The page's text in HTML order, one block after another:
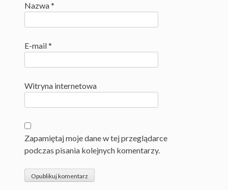
Nazwa*
E-mail*
Witryna internetowa
Zapamiętaj moje dane w tej przeglądarce
podczas pisania kolejnych komentarzy.